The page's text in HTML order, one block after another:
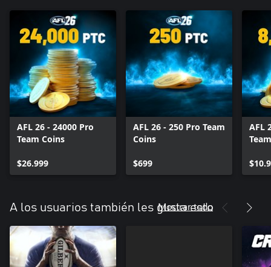
AFL 26 - 24000 Pro
Team Coins
$26.999
AFL 26 - 250 Pro Team
Coins
$699
AFL
A los usuarios también les gusta esto
Mostrar todo